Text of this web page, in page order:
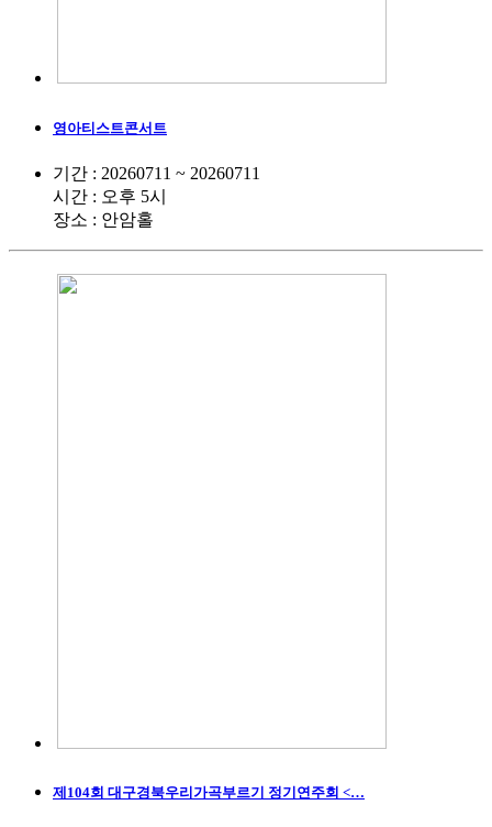
영아티스트콘서트
기간 : 20260711 ~ 20260711
시간 : 오후 5시
장소 : 안암홀
제104회 대구경북우리가곡부르기 정기연주회 <…